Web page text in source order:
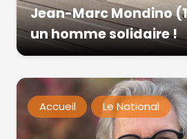
Jean-Marc Mondino
un homme solidaire !
Accueil Le National